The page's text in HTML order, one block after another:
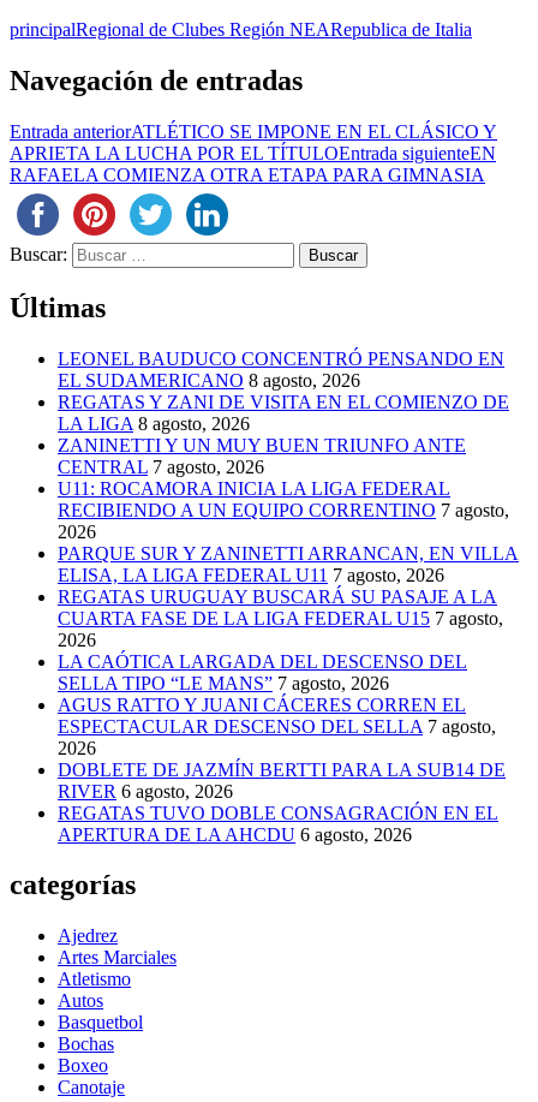
principalRegional de Clubes Región NEARepublica de Italia
Navegación de entradas
Entrada anteriorATLÉTICO SE IMPONE EN EL CLÁSICO Y
APRIETA LA LUCHA POR EL TÍTULOEntrada siguienteEN
RAFAELA COMIENZA OTRA ETAPA PARA GIMNASIA
Buscar:
Últimas
LEONEL BAUDUCO CONCENTRÓ PENSANDO EN
EL SUDAMERICANO 8 agosto, 2026
REGATAS Y ZANI DE VISITA EN EL COMIENZO DE
LA LIGA 8 agosto, 2026
ZANINETTI Y UN MUY BUEN TRIUNFO ANTE
CENTRAL 7 agosto, 2026
U11: ROCAMORA INICIA LA LIGA FEDERAL
RECIBIENDO A UN EQUIPO CORRENTINO 7 agosto,
2026
PARQUE SUR Y ZANINETTI ARRANCAN, EN VILLA
ELISA, LA LIGA FEDERAL U11 7 agosto, 2026
REGATAS URUGUAY BUSCARÁ SU PASAJE A LA
CUARTA FASE DE LA LIGA FEDERAL U15 7 agosto,
2026
LA CAÓTICA LARGADA DEL DESCENSO DEL
SELLA TIPO “LE MANS” 7 agosto, 2026
AGUS RATTO Y JUANI CÁCERES CORREN EL
ESPECTACULAR DESCENSO DEL SELLA 7 agosto,
2026
DOBLETE DE JAZMÍN BERTTI PARA LA SUB14 DE
RIVER 6 agosto, 2026
REGATAS TUVO DOBLE CONSAGRACIÓN EN EL
APERTURA DE LA AHCDU 6 agosto, 2026
categorías
Ajedrez
Artes Marciales
Atletismo
Autos
Basquetbol
Bochas
Boxeo
Canotaje